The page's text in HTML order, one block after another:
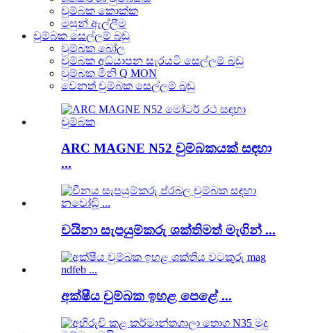
චුම්බක කොක්ක
මසුන් ඇල්ලීම
චුම්බක සෙල්ලම් බඩු
චුම්බක බෝල
චුම්බක අධ්යාපන සැරයටි සෙල්ලම් බඩු
චුම්බක මිනි Q MON
වෙනත් චුම්බක සෙල්ලම් බඩු
ARC MAGNE N52 චුම්බකයක් සඳහා
...
චයිනා සැපයුම්කරු ශක්තිමත් මැගින් ...
අක්ෂීය චුම්බක ඉහළ පෙළේ ...